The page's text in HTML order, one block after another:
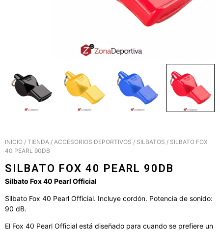
INICIO / TIENDA / ACCESORIOS DEPORTIVOS / SILBATOS / SILBATO FOX
40 PEARL 90DB
SILBATO FOX 40 PEARL 90DB
Silbato Fox 40 Pearl Official
Silbato Fox 40 Pearl Official. Incluye cordón. Potencia de sonido:
90 dB.
El Fox 40 Pearl Official está diseñado para cuando se prefiere un